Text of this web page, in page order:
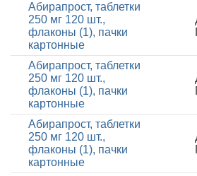
Абирапрост, таблетки
250 мг 120 шт.,
флаконы (1), пачки
картонные
Абирапрост, таблетки
250 мг 120 шт.,
флаконы (1), пачки
картонные
Абирапрост, таблетки
250 мг 120 шт.,
флаконы (1), пачки
картонные